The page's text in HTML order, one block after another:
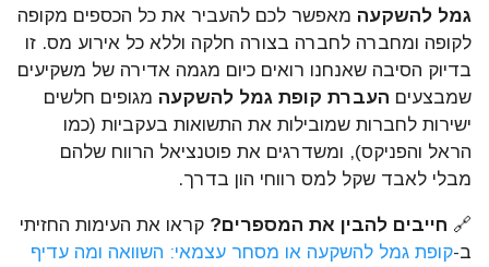
גמל להשקעה מאפשר לכם להעביר את כל הכספים מקופה
לקופה ומחברה לחברה בצורה חלקה וללא כל אירוע מס. זו
בדיוק הסיבה שאנחנו רואים כיום מגמה אדירה של משקיעים
שמבצעים העברת קופת גמל להשקעה מגופים חלשים
ישירות לחברות שמובילות את התשואות בעקביות (כמו
הראל והפניקס), ומשדרגים את פוטנציאל הרווח שלהם
מבלי לאבד שקל למס רווחי הון בדרך.
🔗 חייבים להבין את המספרים? קראו את העימות החזיתי
ב-קופת גמל להשקעה או מסחר עצמאי: השוואה ומה עדיף